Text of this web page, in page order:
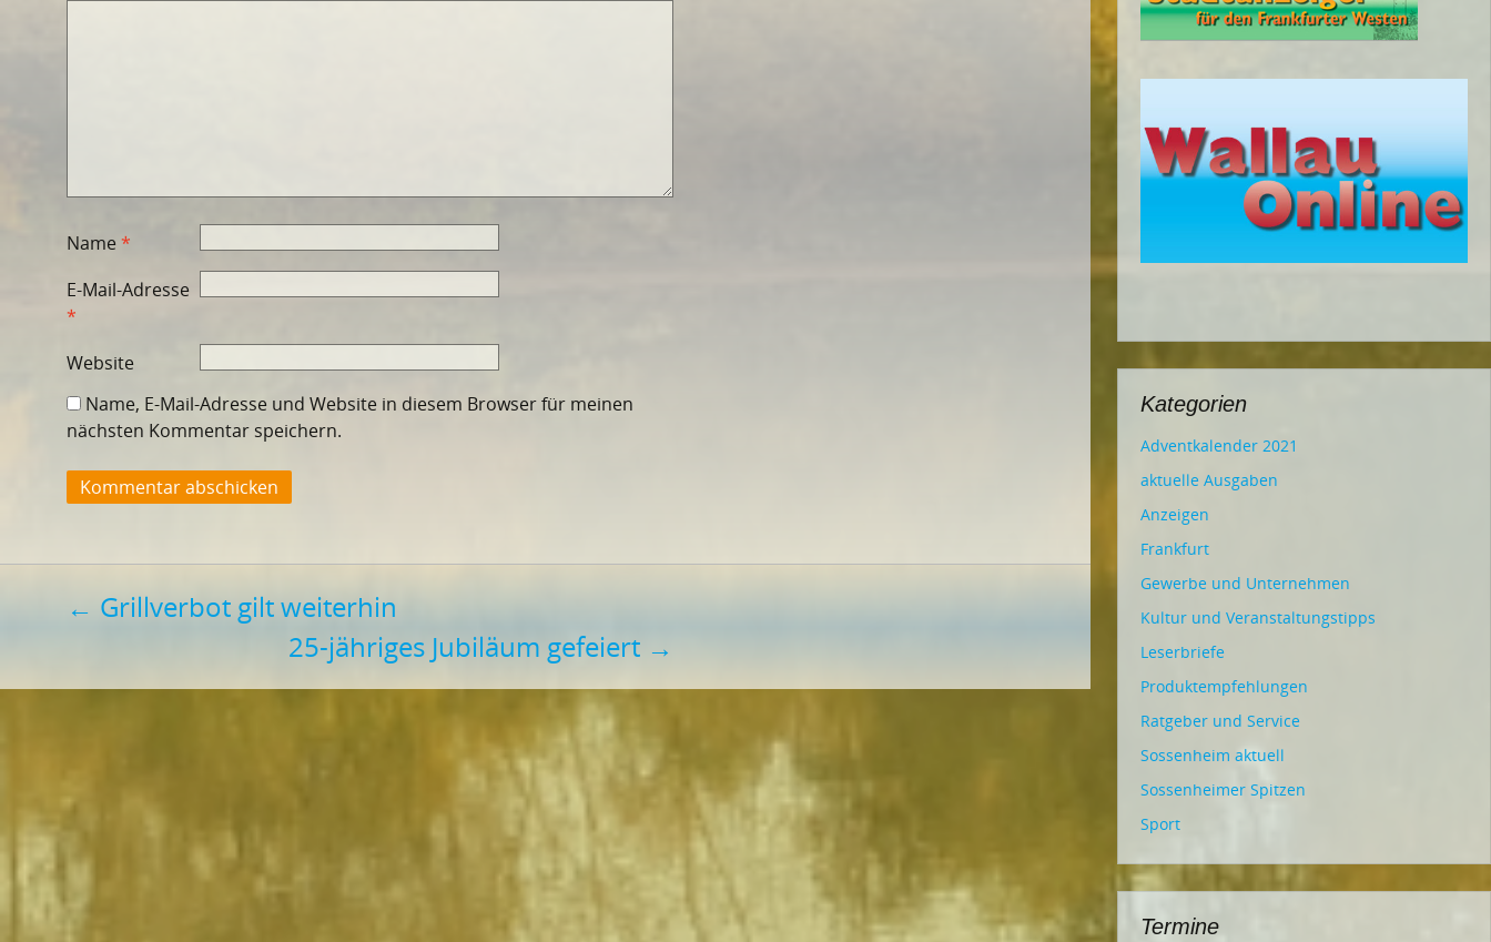
Name*
E-Mail-Adresse
*
Website
Name, E-Mail-Adresse und Website in diesem Browser für meinen
nächsten Kommentar speichern.
Beitragsnavigation
← Grillverbot gilt weiterhin
25-jähriges Jubiläum gefeiert →
Kategorien
Adventkalender 2021
aktuelle Ausgaben
Anzeigen
Frankfurt
Gewerbe und Unternehmen
Kultur und Veranstaltungstipps
Leserbriefe
Produktempfehlungen
Ratgeber und Service
Sossenheim aktuell
Sossenheimer Spitzen
Sport
Termine